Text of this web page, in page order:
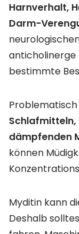
Harnverhalt,
Darm-
anticholinerge
bestimmte
dämpfenden
können
Myditin kann
Deshalb